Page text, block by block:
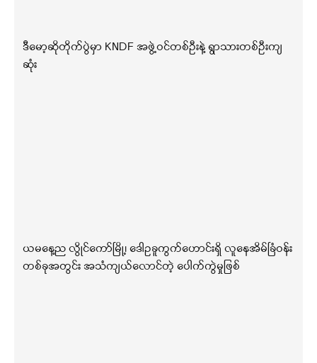
ဒီမော့ဆိုတိုက်ပွဲမှာ KNDF အဖွဲ့ဝင်တစ်ဦးနဲ့ ရွာသားတစ်ဦးကျ
ဆုံး
ယမနေ့ည လွိုင်ကော်မြို့၊ ဒေါဥခူကွက်ဟောင်းရှိ လူနေအိမ်ခြံဝန်း
တစ်ခုအတွင်း အသံကျယ်လောင်တဲ့ ပေါက်ကွဲမှုဖြစ်